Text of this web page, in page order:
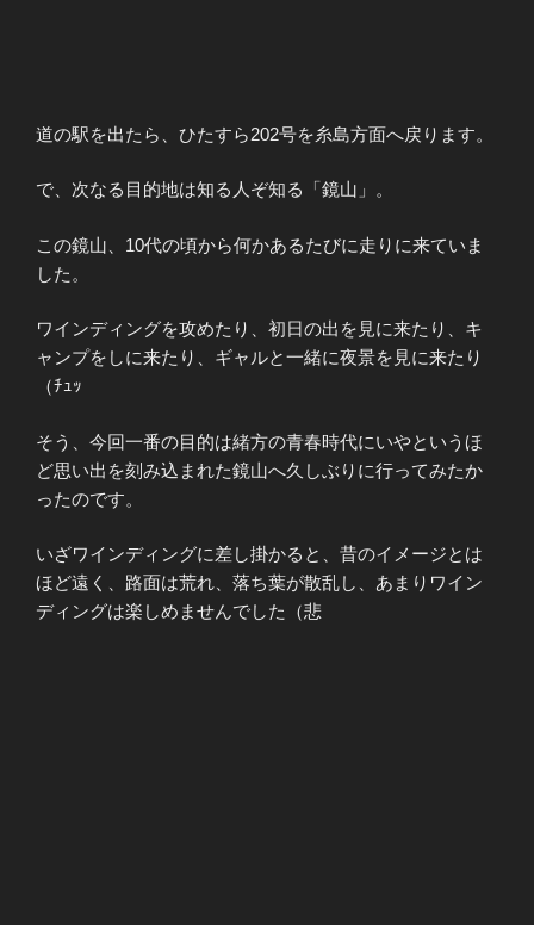
道の駅を出たら、ひたすら202号を糸島方面へ戻ります。
で、次なる目的地は知る人ぞ知る「鏡山」。
この鏡山、10代の頃から何かあるたびに走りに来ていま
した。
ワインディングを攻めたり、初日の出を見に来たり、キ
ャンプをしに来たり、ギャルと一緒に夜景を見に来たり
（ﾁｭｯ
そう、今回一番の目的は緒方の青春時代にいやというほ
ど思い出を刻み込まれた鏡山へ久しぶりに行ってみたか
ったのです。
いざワインディングに差し掛かると、昔のイメージとは
ほど遠く、路面は荒れ、落ち葉が散乱し、あまりワイン
ディングは楽しめませんでした（悲